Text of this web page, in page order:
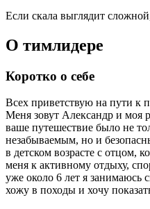
Если скала выглядит
О тимлидере
Коротко о себе
Всех приветствую на пути к
Меня зовут Александр и моя
ваше путешествие было не
незабываемым, но и
в детском возрасте с отцом,
меня к активному отдыху,
уже около 6 лет я занимаюсь
хожу в походы и хочу